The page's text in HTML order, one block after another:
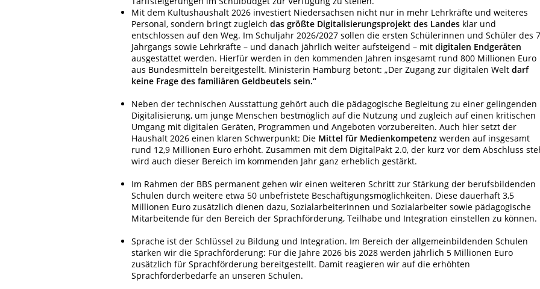
Mit dem Kultushaushalt 2026 investiert Niedersachsen nicht nur in mehr Lehrkräfte und weiteres
Personal, sondern bringt zugleich das größte Digitalisierungsprojekt des Landes klar und
entschlossen auf den Weg. Im Schuljahr 2026/2027 sollen die ersten Schülerinnen und Schüler des
Jahrgangs sowie Lehrkräfte – und danach jährlich weiter aufsteigend – mit digitalen Endgeräten
ausgestattet werden. Hierfür werden in den kommenden Jahren insgesamt rund 800 Millionen Euro
aus Bundesmitteln bereitgestellt. Ministerin Hamburg betont: „Der Zugang zur digitalen Welt darf
keine Frage des familiären Geldbeutels sein.“
Neben der technischen Ausstattung gehört auch die pädagogische Begleitung zu einer gelingenden
Digitalisierung, um junge Menschen bestmöglich auf die Nutzung und zugleich auf einen kritischen
Umgang mit digitalen Geräten, Programmen und Angeboten vorzubereiten. Auch hier setzt der
Haushalt 2026 einen klaren Schwerpunkt: Die Mittel für Medienkompetenz werden auf insgesamt
rund 12,9 Millionen Euro erhöht. Zusammen mit dem DigitalPakt 2.0, der kurz vor dem Abschluss
wird auch dieser Bereich im kommenden Jahr ganz erheblich gestärkt.
Im Rahmen der BBS permanent gehen wir einen weiteren Schritt zur Stärkung der berufsbildenden
Schulen durch weitere etwa 50 unbefristete Beschäftigungsmöglichkeiten. Diese dauerhaft 3,5
Millionen Euro zusätzlich dienen dazu, Sozialarbeiterinnen und Sozialarbeiter sowie pädagogische
Mitarbeitende für den Bereich der Sprachförderung, Teilhabe und Integration einstellen zu können.
Sprache ist der Schlüssel zu Bildung und Integration. Im Bereich der allgemeinbildenden Schulen
stärken wir die Sprachförderung: Für die Jahre 2026 bis 2028 werden jährlich 5 Millionen Euro
zusätzlich für Sprachförderung bereitgestellt. Damit reagieren wir auf die erhöhten
Sprachförderbedarfe an unseren Schulen.